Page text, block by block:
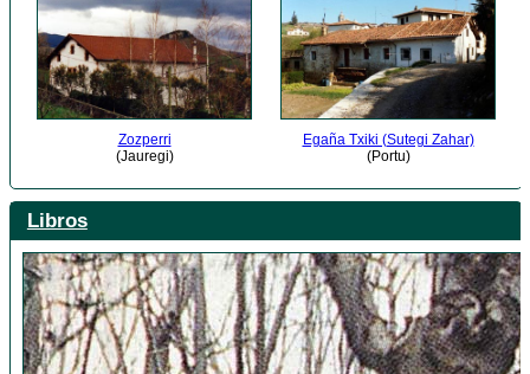
Zozperri
(Jauregi)
Egaña Txiki (Sutegi Zahar)
(Portu)
Libros